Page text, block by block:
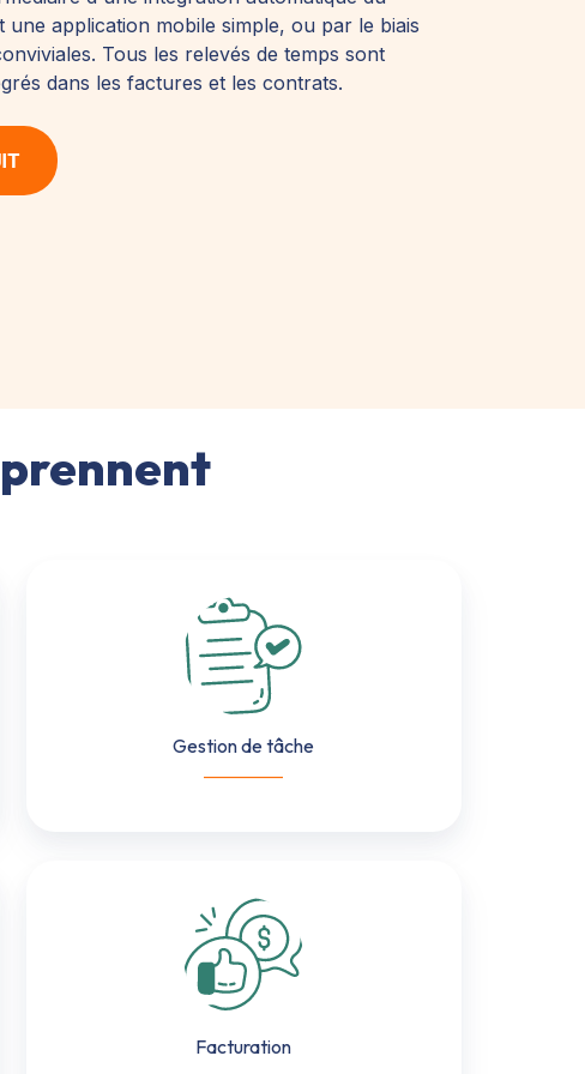
une application mobile simple, ou par le biais
Tous les relevés de temps sont
dans les factures et les contrats.
de
tâche
Gestion de tâche
Facturation